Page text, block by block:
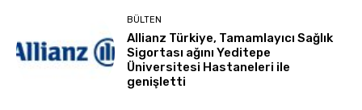
BÜLTEN
Allianz Türkiye, Tamamlayıcı Sağlık
Sigortası ağını Yeditepe
Üniversitesi Hastaneleri ile
genişletti